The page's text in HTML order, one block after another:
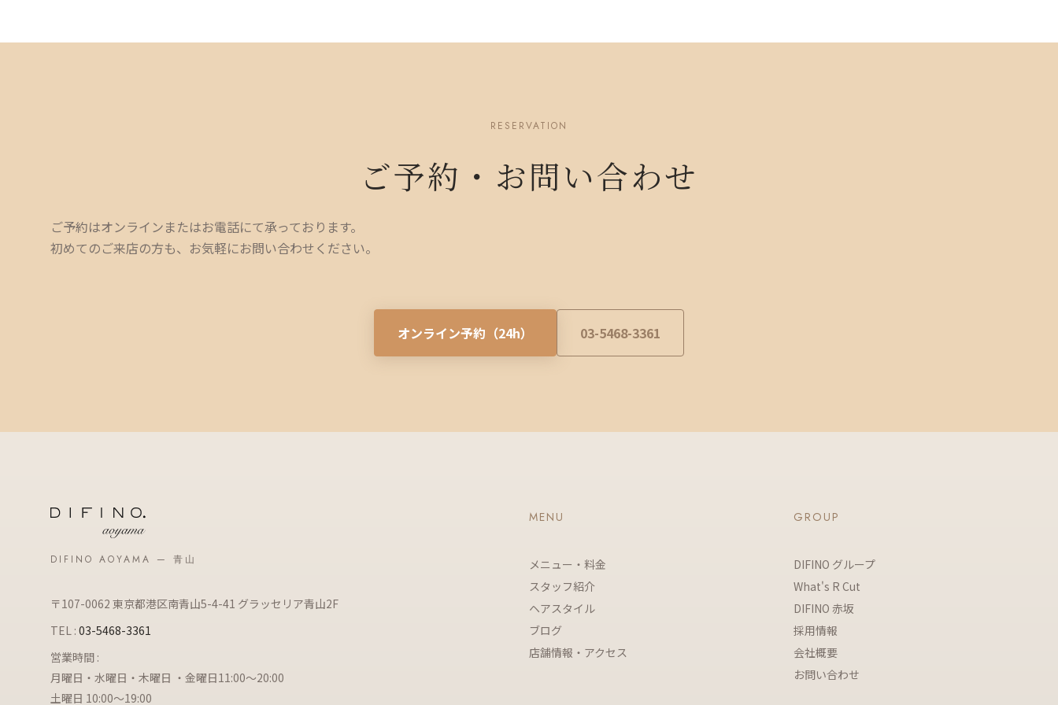
RESERVATION
ご予約・お問い合わせ
ご予約はオンラインまたはお電話にて承っております。
初めてのご来店の方も、お気軽にお問い合わせください。
オンライン予約（24h） 03-5468-3361
DIFINO AOYAMA — 青山
〒107-0062 東京都港区南青山5-4-41 グラッセリア青山2F
TEL : 03-5468-3361
営業時間 :
月曜日・水曜日・木曜日 ・金曜日11:00～20:00
土曜日 10:00～19:00
MENU
メニュー・料金
スタッフ紹介
ヘアスタイル
ブログ
店舗情報・アクセス
GROUP
DIFINO グループ
What's R Cut
DIFINO 赤坂
採用情報
会社概要
お問い合わせ